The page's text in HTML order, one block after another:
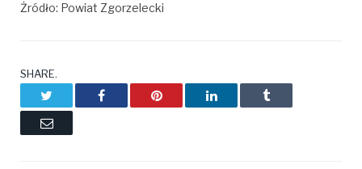
Żródło: Powiat Zgorzelecki
SHARE.
TwitterFacebookPinterestLinkedInTumblr
Email